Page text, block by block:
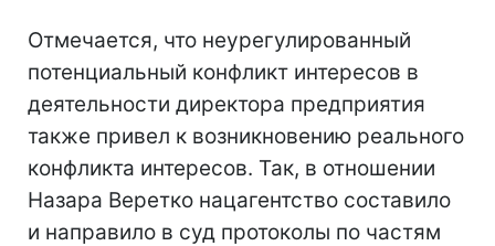
Отмечается, что неурегулированный
потенциальный конфликт интересов в
деятельности директора предприятия
также привел к возникновению реального
конфликта интересов. Так, в отношении
Назара Веретко нацагентство составило
и направило в суд протоколы по частям